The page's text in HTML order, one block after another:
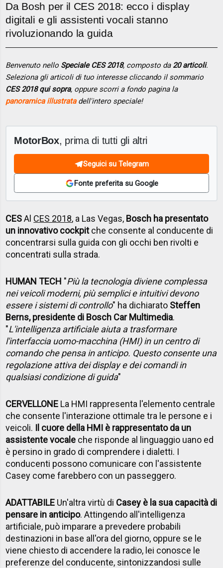
Da Bosh per il CES 2018: ecco i display
digitali e gli assistenti vocali stanno
rivoluzionando la guida
Benvenuto nello Speciale CES 2018, composto da 20 articoli.
Seleziona gli articoli di tuo interesse cliccando il sommario
CES 2018 qui sopra, oppure scorri a fondo pagina la
panoramica illustratadell'intero speciale!
MotorBox, prima di tutti gli altri
Seguici su Telegram
Fonte preferita su Google
CESAl CES 2018, a Las Vegas, Bosch ha presentato
un innovativo cockpitche consente al conducente di
concentrarsi sulla guida con gli occhi ben rivolti e
concentrati sulla strada.
HUMAN TECH "Più la tecnologia diviene complessa
nei veicoli moderni, più semplici e intuitivi devono
essere i sistemi di controllo" ha dichiarato Steffen
Berns, presidente di Bosch Car Multimedia.
"L'intelligenza artificiale aiuta a trasformare
l'interfaccia uomo-macchina (HMI) in un centro di
comando che pensa in anticipo. Questo consente una
regolazione attiva dei display e dei comandi in
qualsiasi condizione di guida"
CERVELLONE La HMI rappresenta l'elemento centrale
che consente l'interazione ottimale tra le persone e i
veicoli. Il cuore della HMI è rappresentato da un
assistente vocale che risponde al linguaggio uano ed
è persino in grado di comprendere i dialetti. I
conducenti possono comunicare con l'assistente
Casey come farebbero con un passeggero.
ADATTABILE Un'altra virtù di Casey è la sua capacità di
pensare in anticipo. Attingendo all'intelligenza
artificiale, può imparare a prevedere probabili
destinazioni in base all'ora del giorno, oppure se le
viene chiesto di accendere la radio, lei conosce le
preferenze del conducente, sintonizzandosi sulle